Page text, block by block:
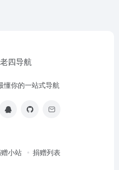
懂你的一站式导航
小站 捐赠列表